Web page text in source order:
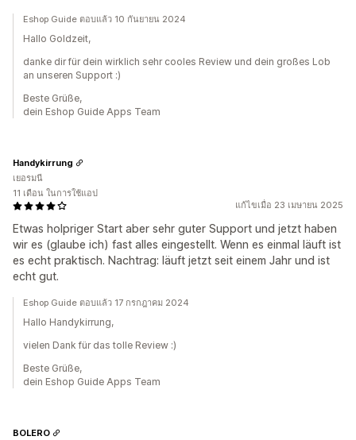
Eshop Guide ตอบแล้ว 10 กันยายน 2024
Hallo Goldzeit,
danke dir für dein wirklich sehr cooles Review und dein großes Lob
an unseren Support :)
Beste Grüße,
dein Eshop Guide Apps Team
แก้ไขเมื่อ 23 เมษายน 2025
Etwas holpriger Start aber sehr guter Support und jetzt haben
wir es (glaube ich) fast alles eingestellt. Wenn es einmal läuft ist
es echt praktisch. Nachtrag: läuft jetzt seit einem Jahr und ist
echt gut.
Handykirrung
เยอรมนี
11 เดือน ในการใช้แอป
Eshop Guide ตอบแล้ว 17 กรกฎาคม 2024
Hallo Handykirrung,
vielen Dank für das tolle Review :)
Beste Grüße,
dein Eshop Guide Apps Team
BOLERO